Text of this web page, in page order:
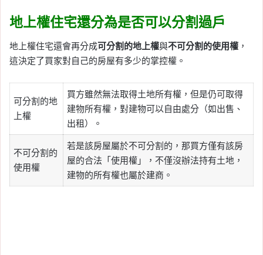
地上權住宅還分為是否可以分割過戶
地上權住宅還會再分成可分割的地上權與不可分割的使用權 ，
這決定了買家對自己的房屋有多少的掌控權。
可分割的地
上權
買方雖然無法取得土地所有權，但是仍可取得
建物所有權，對建物可以自由處分（如出售、
出租）。
不可分割的
使用權
若是該房屋屬於不可分割的，那買方僅有該房
屋的合法「使用權」，不僅沒辦法持有土地，
建物的所有權也屬於建商。